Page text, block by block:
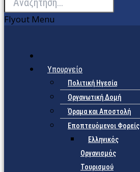
Flyout Menu
Υπουργείο
Πολιτική Ηγεσία
Οργανωτική Δομή
Όραμα και Αποστολή
Εποπτευόμενοι Φορείς
Eλληνικός
Οργανισμός
Τουρισμού